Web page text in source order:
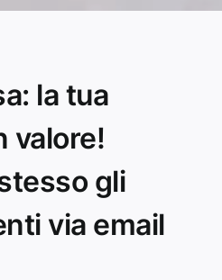
la tua
valore!
gli
via email